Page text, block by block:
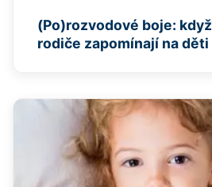
(Po)rozvodové boje: když
rodiče zapomínají na děti